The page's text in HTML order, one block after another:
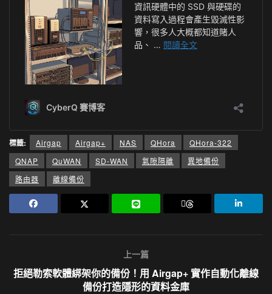
標籤: Airgap Airgap+ NAS QHora
QHora-322
QNAP
QuWAN SD-WAN 氣隙隔離
異地備份
路由器
離線備份
上一篇
拒絕勒索軟體綁架你的備份！用 Airgap+ 實作自動化離線
備份打造隱形的資料金庫